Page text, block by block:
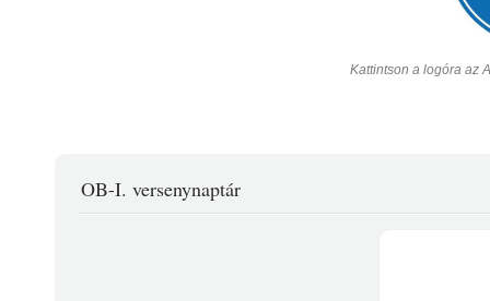
Kattintson a logóra az
OB-I. versenynaptár